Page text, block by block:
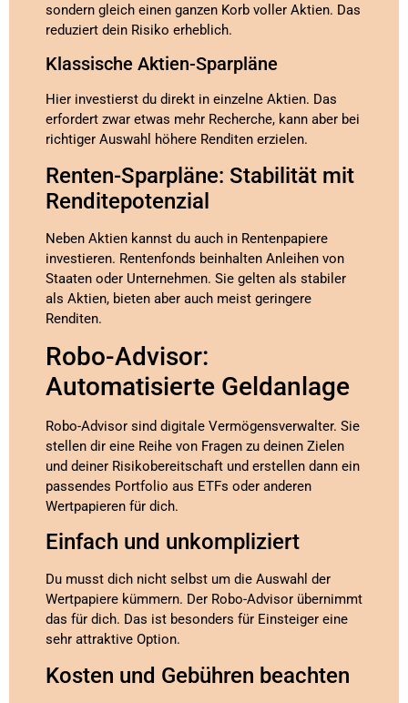
sondern gleich einen ganzen Korb voller Aktien. Das
reduziert dein Risiko erheblich.
Klassische Aktien-Sparpläne
Hier investierst du direkt in einzelne Aktien. Das
erfordert zwar etwas mehr Recherche, kann aber bei
richtiger Auswahl höhere Renditen erzielen.
Renten-Sparpläne: Stabilität mit
Renditepotenzial
Neben Aktien kannst du auch in Rentenpapiere
investieren. Rentenfonds beinhalten Anleihen von
Staaten oder Unternehmen. Sie gelten als stabiler
als Aktien, bieten aber auch meist geringere
Renditen.
Robo-Advisor:
Automatisierte Geldanlage
Robo-Advisor sind digitale Vermögensverwalter. Sie
stellen dir eine Reihe von Fragen zu deinen Zielen
und deiner Risikobereitschaft und erstellen dann ein
passendes Portfolio aus ETFs oder anderen
Wertpapieren für dich.
Einfach und unkompliziert
Du musst dich nicht selbst um die Auswahl der
Wertpapiere kümmern. Der Robo-Advisor übernimmt
das für dich. Das ist besonders für Einsteiger eine
sehr attraktive Option.
Kosten und Gebühren beachten